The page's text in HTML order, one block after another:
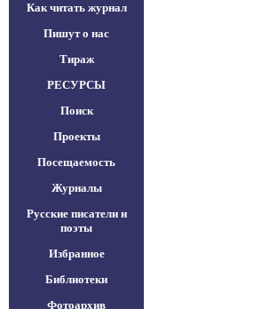
Как читать журнал
Пишут о нас
Тираж
РЕСУРСЫ
Поиск
Проекты
Посещаемость
Журналы
Русские писатели и
поэты
Избранное
Библиотеки
Фотоархив